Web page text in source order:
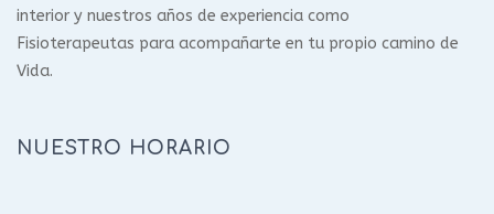
interior y nuestros años de experiencia como
Fisioterapeutas para acompañarte en tu propio camino de
Vida.
NUESTRO HORARIO